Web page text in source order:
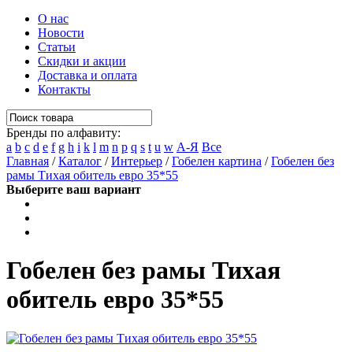
О нас
Новости
Статьи
Скидки и акции
Доставка и оплата
Контакты
Бренды по алфавиту:
a b c d e f g h i k l m n p q s t u w А-Я Все
Главная /Каталог /Интерьер /Гобелен картина /Гобелен без
рамы Тихая обитель евро 35*55
Выберите ваш вариант
Гобелен без рамы Тихая
обитель евро 35*55